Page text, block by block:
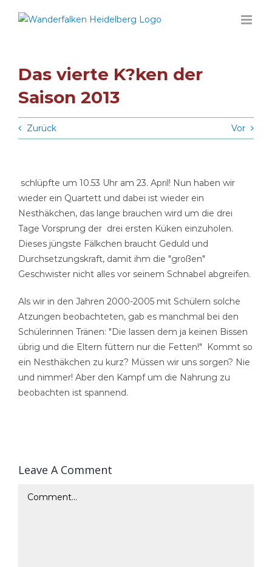
Inhalt
Das vierte K?ken der
Saison 2013
Zurück Vor
schlüpfte um 10.53 Uhr am 23. April! Nun haben wir
wieder ein Quartett und dabei ist wieder ein
Nesthäkchen, das lange brauchen wird um die drei
Tage Vorsprung der drei ersten Küken einzuholen.
Dieses jüngste Fälkchen braucht Geduld und
Durchsetzungskraft, damit ihm die "großen"
Geschwister nicht alles vor seinem Schnabel abgreifen.
Als wir in den Jahren 2000-2005 mit Schülern solche
Atzungen beobachteten, gab es manchmal bei den
Schülerinnen Tränen: "Die lassen dem ja keinen Bissen
übrig und die Eltern füttern nur die Fetten!" Kommt so
ein Nesthäkchen zu kurz? Müssen wir uns sorgen? Nie
und nimmer! Aber den Kampf um die Nahrung zu
beobachten ist spannend.
Leave A Comment
Comment